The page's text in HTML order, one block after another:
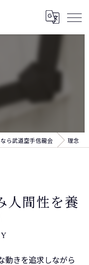
ら武道空手信龍会 理念
人間性を養
動きを追求しながら